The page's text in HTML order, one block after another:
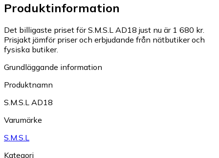
Produktinformation
Det billigaste priset för S.M.S.L AD18 just nu är 1 680 kr.
Prisjakt jämför priser och erbjudande från nätbutiker och
fysiska butiker.
Grundläggande information
Produktnamn
S.M.S.L AD18
Varumärke
S.M.S.L
Kategori